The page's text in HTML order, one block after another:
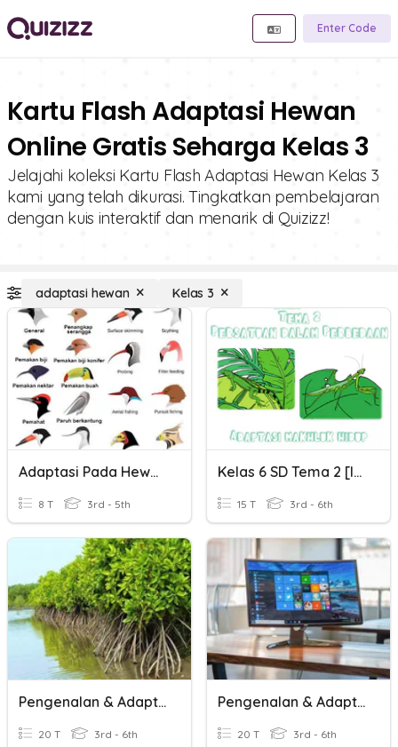
Enter Code
Kartu Flash Adaptasi Hewan
Online Gratis Seharga Kelas 3
Jelajahi koleksi Kartu Flash Adaptasi Hewan Kelas 3
kami yang telah dikurasi. Tingkatkan pembelajaran
dengan kuis interaktif dan menarik di Quizizz!
adaptasi hewan Kelas 3
Adaptasi Pada Hewan
8 T 3rd - 5th
Kelas 6 SD Tema 2 [IPA - Adaptasi Tumbuhan Dan Hewan]
15 T 3rd - 6th
Pengenalan & Adaptasi Teknologi 6
20 T 3rd - 6th
Pengenalan & Adaptasi Teknologi 5
20 T 3rd - 6th